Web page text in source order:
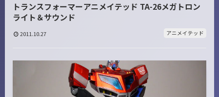
トランスフォーマーアニメイテッド TA-26メガトロン
ライト＆サウンド
2011.10.27 アニメイテッド